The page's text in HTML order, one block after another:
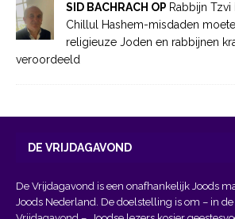
SID BACHRACH OP Rabbijn
Chillul Hashem-misdaden
religieuze Joden en rabbijnen
veroordeeld
DE VRIJDAGAVOND
De Vrijdagavond is een onafhankelijk Joods
Joods Nederland. De doelstelling is om – in de